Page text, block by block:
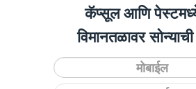
कॅप्सूल आणि
विमानतळावर